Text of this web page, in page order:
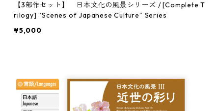
【3部作セット】 日本文化の風景シリーズ / [Complete T
rilogy] “Scenes of Japanese Culture” Series
¥5,000